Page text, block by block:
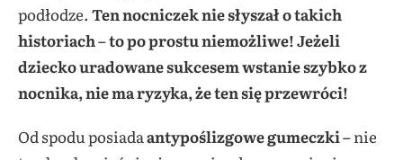
podłodze. Ten nocniczek nie słyszał o takich
historiach – to po prostu niemożliwe! Jeżeli
dziecko uradowane sukcesem wstanie szybko z
nocnika, nie ma ryzyka, że ten się przewróci!
Od spodu posiadaantypoślizgowe gumeczki –nie